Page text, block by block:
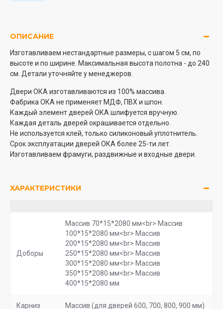
ОПИСАНИЕ
Изготавливаем нестандартные размеры, с шагом 5 см, по
высоте и по ширине. Максимальная высота полотна - до 240
см. Детали уточняйте у менеджеров.
Двери ОКА изготавливаются из 100% массива.
Фабрика ОКА не применяет МДФ, ПВХ и шпон.
Каждый элемент дверей ОКА шлифуется вручную.
Каждая деталь дверей окрашивается отдельно.
Не используется клей, только силиконовый уплотнитель.
Срок эксплуатации дверей ОКА более 25-ти лет.
Изготавливаем фрамуги, раздвижные и входные двери.
ХАРАКТЕРИСТИКИ
Доборы
Массив 70*15*2080 мм<br> Массив
100*15*2080 мм<br> Массив
200*15*2080 мм<br> Массив
250*15*2080 мм<br> Массив
300*15*2080 мм<br> Массив
350*15*2080 мм<br> Массив
400*15*2080 мм
Карниз Массив (для дверей 600, 700, 800, 900 мм)